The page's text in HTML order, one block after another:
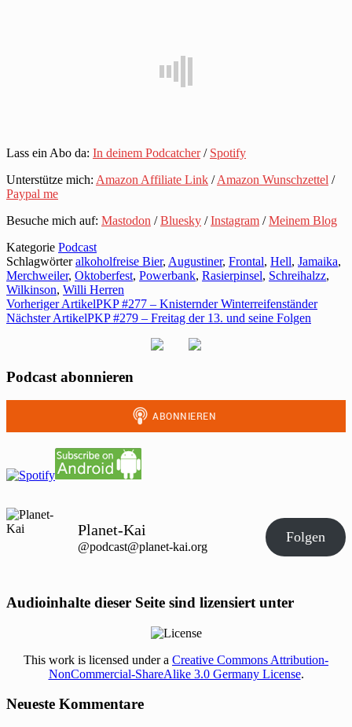
Lass ein Abo da: In deinem Podcatcher/ Spotify
Unterstütze mich: Amazon Affiliate Link /Amazon Wunschzettel /
Paypal me
Besuche mich auf: Mastodon /Bluesky /Instagram /Meinem Blog
Kategorie Podcast
Schlagwörteralkoholfreise Bier, Augustiner, Frontal, Hell, Jamaika,
Merchweiler, Oktoberfest, Powerbank, Rasierpinsel, Schreihalzz,
Wilkinson, Willi Herren
Vorheriger ArtikelPKP #277 – Knisternder Winterreifenständer
Nächster ArtikelPKP #279 – Freitag der 13. und seine Folgen
Podcast abonnieren
Planet-Kai
@podcast@planet-kai.org
Folgen
Audioinhalte dieser Seite sind lizensiert unter
This work is licensed under a Creative Commons Attribution-
NonCommercial-ShareAlike 3.0 Germany License.
Neueste Kommentare